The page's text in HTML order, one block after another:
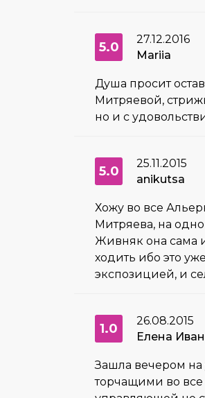
5.0
27.12.2016
Mariia
Душа просит
Митряевой,
но и с
5.0
25.11.2015
anikutsa
Хожу во все
Митряева, на
Живняк она сама
ходить ибо это
экспозицией, и
1.0
26.08.2015
Елена
Зашла вечером на
торчащими во все